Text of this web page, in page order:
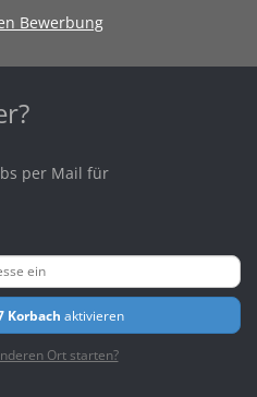
Bewerbung
per Mail für
Korbach aktivieren
Ort starten?